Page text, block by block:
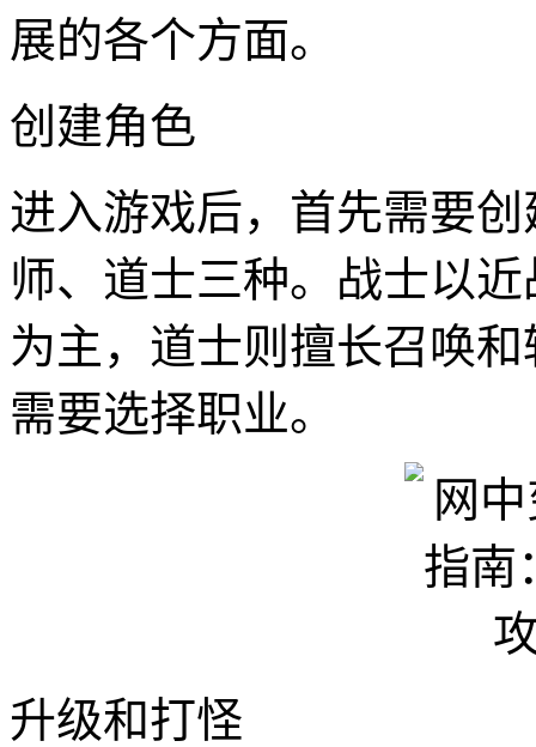
展的各个方面。
创建角色
进入游戏后，首先需要
师、道士三种。战士以
为主，道士则擅长召唤
需要选择职业。
升级和打怪